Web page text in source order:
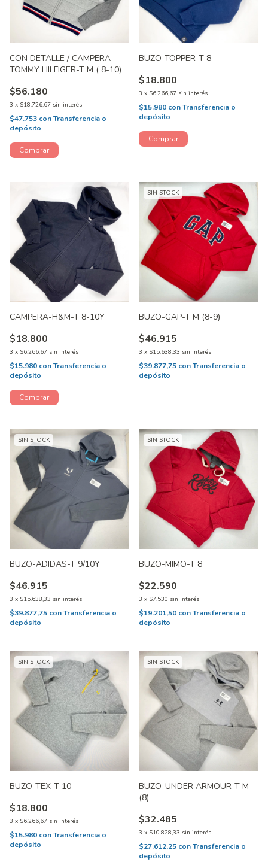
CON DETALLE / CAMPERA-
TOMMY HILFIGER-T M ( 8-10)
$56.180
3 x $18.726,67 sin interés
$47.753 conTransferencia o
depósito
BUZO-TOPPER-T 8
$18.800
3 x $6.266,67 sin interés
$15.980 conTransferencia o
depósito
CAMPERA-H&M-T 8-10Y
$18.800
3 x $6.266,67 sin interés
$15.980 conTransferencia o
depósito
SIN STOCK
BUZO-GAP-T M (8-9)
$46.915
3 x $15.638,33 sin interés
$39.877,75 conTransferencia o
depósito
SIN STOCK
BUZO-ADIDAS-T 9/10Y
$46.915
3 x $15.638,33 sin interés
$39.877,75 conTransferencia o
depósito
SIN STOCK
BUZO-MIMO-T 8
$22.590
3 x $7.530 sin interés
$19.201,50 conTransferencia o
depósito
SIN STOCK
BUZO-TEX-T 10
$18.800
3 x $6.266,67 sin interés
$15.980 conTransferencia o
depósito
SIN STOCK
BUZO-UNDER ARMOUR-T M
(8)
$32.485
3 x $10.828,33 sin interés
$27.612,25 conTransferencia o
depósito